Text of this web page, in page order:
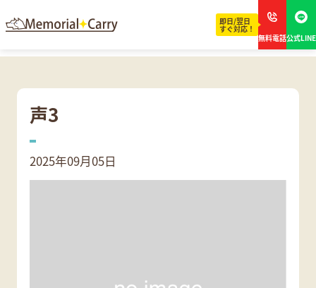
即日/翌日
すぐ対応！
無料電話公式LINE
声3
2025年09月05日